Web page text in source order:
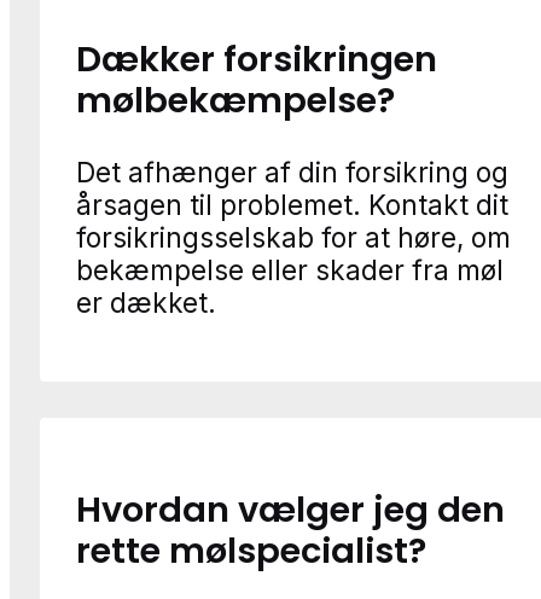
Dækker forsikringen
mølbekæmpelse?
Det afhænger af din forsikring og
årsagen til problemet. Kontakt dit
forsikringsselskab for at høre, om
bekæmpelse eller skader fra møl
er dækket.
Hvordan vælger jeg den
rette mølspecialist?